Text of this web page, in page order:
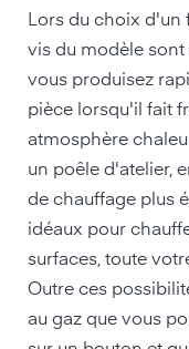
Lors du choix d'un
vis du modèle sont
vous produisez
pièce lorsqu'il fait
atmosphère
un poêle d'atelier,
de chauffage plus
idéaux pour
surfaces, toute
Outre ces
au gaz que vous